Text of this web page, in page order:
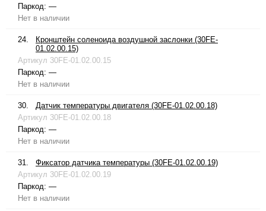
Паркод: —
Нет в наличии
24.
Кронштейн соленоида воздушной заслонки (30FE-
01.02.00.15)
Артикул 30FE-01.02.00.15
Паркод: —
Нет в наличии
30.
Датчик температуры двигателя (30FE-01.02.00.18)
Артикул 30FE-01.02.00.18
Паркод: —
Нет в наличии
31.
Фиксатор датчика температуры (30FE-01.02.00.19)
Артикул 30FE-01.02.00.19
Паркод: —
Нет в наличии